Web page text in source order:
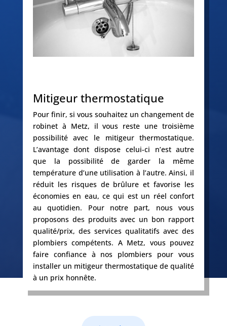
Mitigeur thermostatique
Pour finir, si vous souhaitez un changement de
robinet à Metz, il vous reste une troisième
possibilité avec le mitigeur thermostatique.
L’avantage dont dispose celui-ci n’est autre
que la possibilité de garder la même
température d’une utilisation à l’autre. Ainsi, il
réduit les risques de brûlure et favorise les
économies en eau, ce qui est un réel confort
au quotidien. Pour notre part, nous vous
proposons des produits avec un bon rapport
qualité/prix, des services qualitatifs avec des
plombiers compétents. A Metz, vous pouvez
faire confiance à nos plombiers pour vous
installer un mitigeur thermostatique de qualité
à un prix honnête.